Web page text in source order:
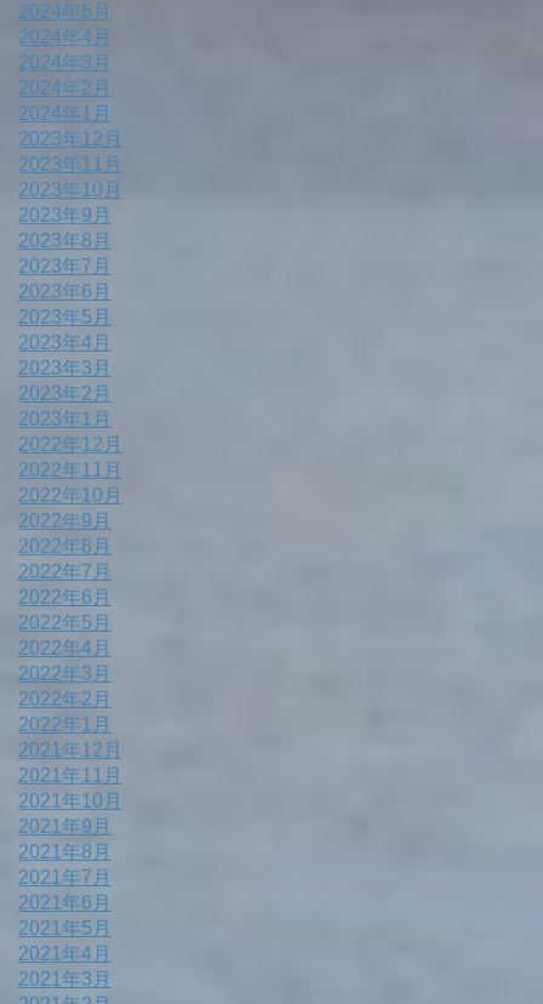
2024年5月
2024年4月
2024年3月
2024年2月
2024年1月
2023年12月
2023年11月
2023年10月
2023年9月
2023年8月
2023年7月
2023年6月
2023年5月
2023年4月
2023年3月
2023年2月
2023年1月
2022年12月
2022年11月
2022年10月
2022年9月
2022年8月
2022年7月
2022年6月
2022年5月
2022年4月
2022年3月
2022年2月
2022年1月
2021年12月
2021年11月
2021年10月
2021年9月
2021年8月
2021年7月
2021年6月
2021年5月
2021年4月
2021年3月